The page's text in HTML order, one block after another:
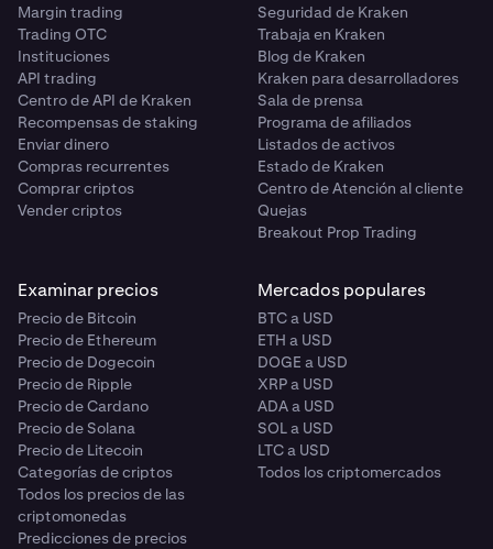
Margin trading
Trading OTC
Instituciones
API trading
Centro de API de Kraken
Recompensas de staking
Enviar dinero
Compras recurrentes
Comprar criptos
Vender criptos
Seguridad de Kraken
Trabaja en Kraken
Blog de Kraken
Kraken para desarrolladores
Sala de prensa
Programa de afiliados
Listados de activos
Estado de Kraken
Centro de Atención al cliente
Quejas
Breakout Prop Trading
Examinar precios
Precio de Bitcoin
Precio de Ethereum
Precio de Dogecoin
Precio de Ripple
Precio de Cardano
Precio de Solana
Precio de Litecoin
Categorías de criptos
Todos los precios de las
criptomonedas
Predicciones de precios
Mercados populares
BTC a USD
ETH a USD
DOGE a USD
XRP a USD
ADA a USD
SOL a USD
LTC a USD
Todos los criptomercados